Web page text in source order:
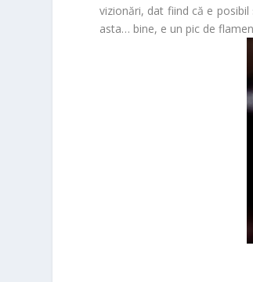
vizionări, dat fiind că e
asta… bine, e un pic de